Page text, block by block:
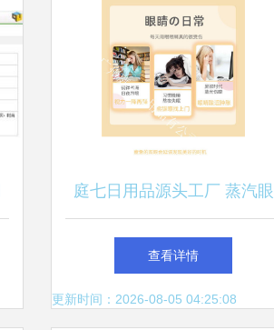
庭七日用品源头工厂 蒸汽眼
罩ODM代加工一站式服务，
打造高品质日用百货
查看详情
更新时间：2026-08-05 04:25:08